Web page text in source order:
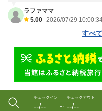
ラファママ
5.00 2026/07/29
すべ
チェックイン
--/-- 〜
チェックアウト
--/--